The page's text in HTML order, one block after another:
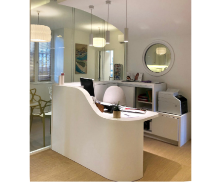
CABINET MÉDICAL
Locaux professionnels